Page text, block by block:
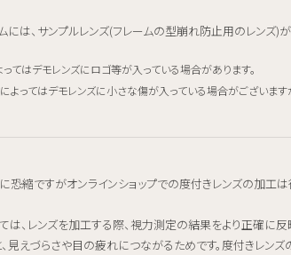
には、サンプルレンズ(フレームの型崩れ防止用のレンズ)
ってはデモレンズにロゴ等が入っている場合があります。
よってはデモレンズに小さな傷が入っている場合がございます
恐縮ですがオンラインショップでの度付きレンズの加工は
は、レンズを加工する際、視力測定の結果をより正確に
見えづらさや目の疲れにつながるためです。度付きレン